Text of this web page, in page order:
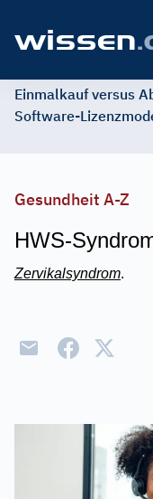
Einmalkauf versus
Software-
Gesundheit A-Z
HWS-
Zervikalsyndrom.